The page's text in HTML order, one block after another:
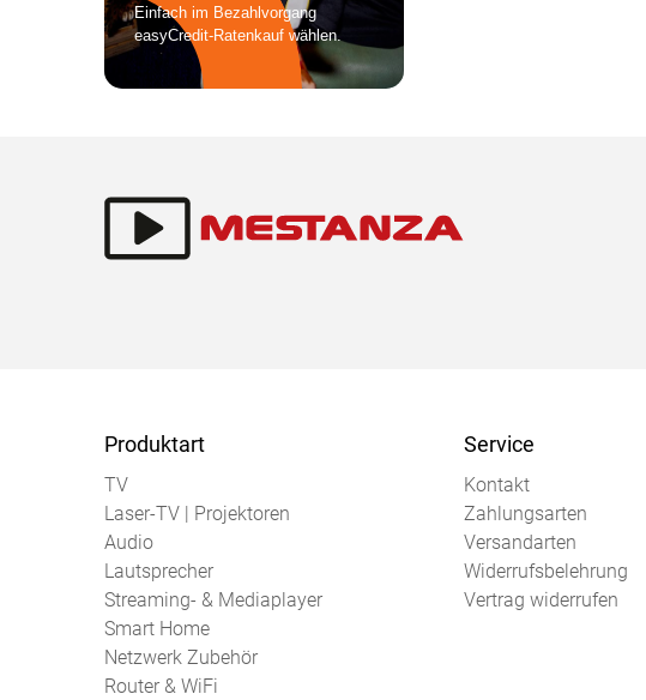
Produktart
TV
Laser-TV | Projektoren
Audio
Lautsprecher
Streaming- & Mediaplayer
Smart Home
Netzwerk Zubehör
Router & WiFi
Service
Kontakt
Zahlungsarten
Versandarten
Widerrufsbelehrung
Vertrag widerrufen